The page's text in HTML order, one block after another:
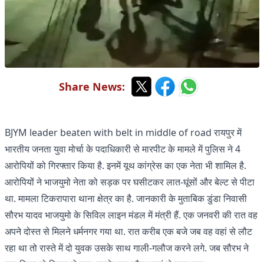
Share News:
BJYM leader beaten with belt in middle of road रायपुर में
भारतीय जनता युवा मोर्चा के पदाधिकारी से मारपीट के मामले में पुलिस ने 4
आरोपियों को गिरफ्तार किया है. इनमें यूथ कांग्रेस का एक नेता भी शामिल है.
आरोपियों ने भाजयुमो नेता को सड़क पर घसीटकर लात-घूंसों और बेल्ट से पीटा
था. मामला टिकरापारा थाना क्षेत्र का है. जानकारी के मुताबिक डुंडा निवासी
सौरभ यादव भाजयुमो के सिविल लाइन मंडल में मंत्री हैं. एक जनवरी की रात वह
अपने दोस्त से मिलने धर्मनगर गया था. रात करीब एक बजे जब वह वहां से लौट
रहा था तो रास्ते में दो युवक उसके साथ गाली-गलौज करने लगे. जब सौरभ ने